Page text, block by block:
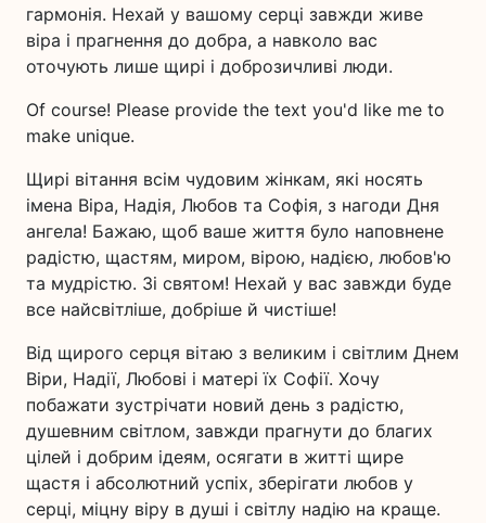
гармонія. Нехай у вашому серці завжди живе
віра і прагнення до добра, а навколо вас
оточують лише щирі і доброзичливі люди.
Of course! Please provide the text you'd like me to
make unique.
Щирі вітання всім чудовим жінкам, які носять
імена Віра, Надія, Любов та Софія, з нагоди Дня
ангела! Бажаю, щоб ваше життя було наповнене
радістю, щастям, миром, вірою, надією, любов'ю
та мудрістю. Зі святом! Нехай у вас завжди буде
все найсвітліше, добріше й чистіше!
Від щирого серця вітаю з великим і світлим Днем
Віри, Надії, Любові і матері їх Софії. Хочу
побажати зустрічати новий день з радістю,
душевним світлом, завжди прагнути до благих
цілей і добрим ідеям, осягати в житті щире
щастя і абсолютний успіх, зберігати любов у
серці, міцну віру в душі і світлу надію на краще.